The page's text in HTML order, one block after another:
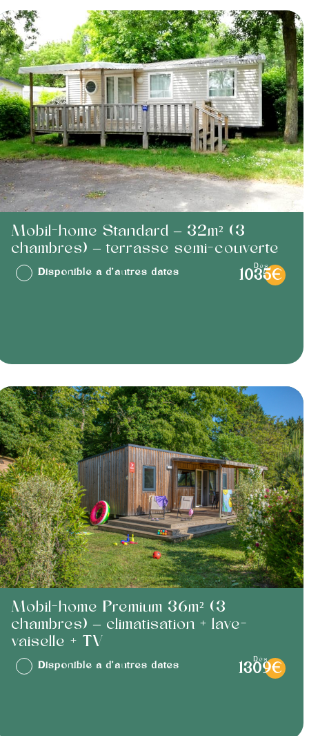
Mobil-home Premium 36m² (3
chambres) – climatisation + lave-
vaiselle + TV
Disponible à d'autres dates
dès
1309€
Mobil-home Standard – 32m² (3
chambres) – terrasse semi-couverte
Disponible à d'autres dates
dès
1035€